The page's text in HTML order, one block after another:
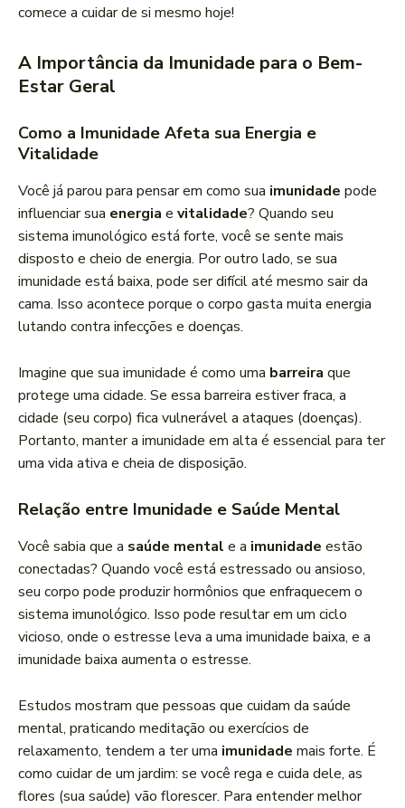
comece a cuidar de si mesmo hoje!
A Importância da Imunidade para o Bem-
Estar Geral
Como a Imunidade Afeta sua Energia e
Vitalidade
Você já parou para pensar em como sua imunidade pode
influenciar sua energia e vitalidade? Quando seu
sistema imunológico está forte, você se sente mais
disposto e cheio de energia. Por outro lado, se sua
imunidade está baixa, pode ser difícil até mesmo sair da
cama. Isso acontece porque o corpo gasta muita energia
lutando contra infecções e doenças.
Imagine que sua imunidade é como uma barreira que
protege uma cidade. Se essa barreira estiver fraca, a
cidade (seu corpo) fica vulnerável a ataques (doenças).
Portanto, manter a imunidade em alta é essencial para ter
uma vida ativa e cheia de disposição.
Relação entre Imunidade e Saúde Mental
Você sabia que a saúde mental e a imunidade estão
conectadas? Quando você está estressado ou ansioso,
seu corpo pode produzir hormônios que enfraquecem o
sistema imunológico. Isso pode resultar em um ciclo
vicioso, onde o estresse leva a uma imunidade baixa, e a
imunidade baixa aumenta o estresse.
Estudos mostram que pessoas que cuidam da saúde
mental, praticando meditação ou exercícios de
relaxamento, tendem a ter uma imunidade mais forte. É
como cuidar de um jardim: se você rega e cuida dele, as
flores (sua saúde) vão florescer. Para entender melhor